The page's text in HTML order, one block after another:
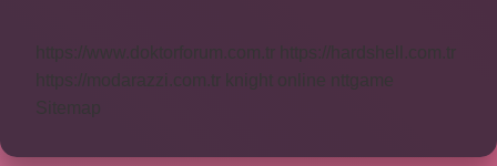
https://www.doktorforum.com.tr
https://hardshell.com.tr
https://modarazzi.com.tr
knight online
nttgame